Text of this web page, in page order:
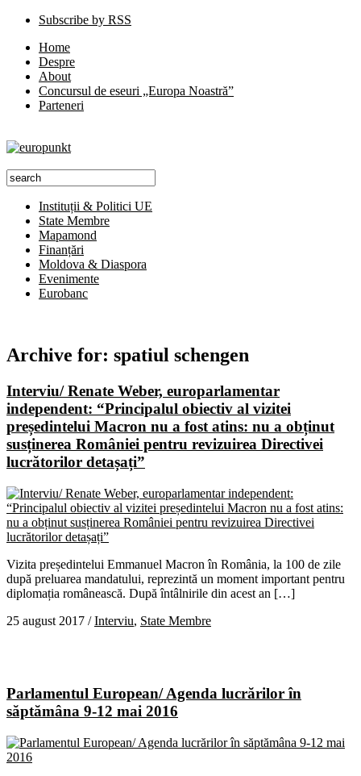
Subscribe by RSS
Home
Despre
About
Concursul de eseuri „Europa Noastră”
Parteneri
Instituții & Politici UE
State Membre
Mapamond
Finanțări
Moldova & Diaspora
Evenimente
Eurobanc
Archive for: spatiul schengen
Interviu/ Renate Weber, europarlamentar
independent: “Principalul obiectiv al vizitei
președintelui Macron nu a fost atins: nu a obținut
susținerea României pentru revizuirea Directivei
lucrătorilor detașați”
Vizita președintelui Emmanuel Macron în România, la 100 de zile
după preluarea mandatului, reprezintă un moment important pentru
diplomația românească. După întâlnirile din acest an […]
25 august 2017 /Interviu, State Membre
Parlamentul European/ Agenda lucrărilor în
săptămâna 9-12 mai 2016